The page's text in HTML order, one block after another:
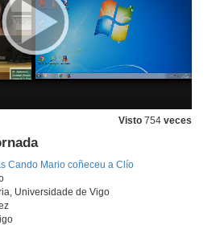
Visto 754 veces
Cando Mario coñeceu a Clío
Universidade de Vigo